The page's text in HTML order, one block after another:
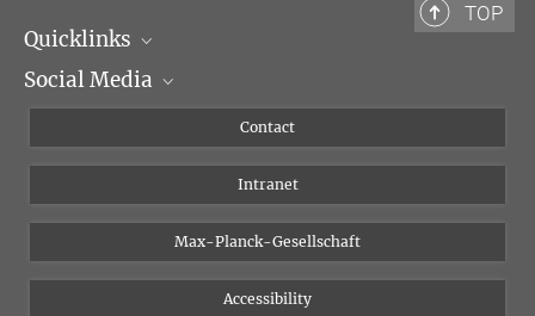
TOP
Quicklinks
Scientific Departments
Social Media
Instagram
Bluesky
Vimeo
Contact
Intranet
Max-Planck-Gesellschaft
Accessibility